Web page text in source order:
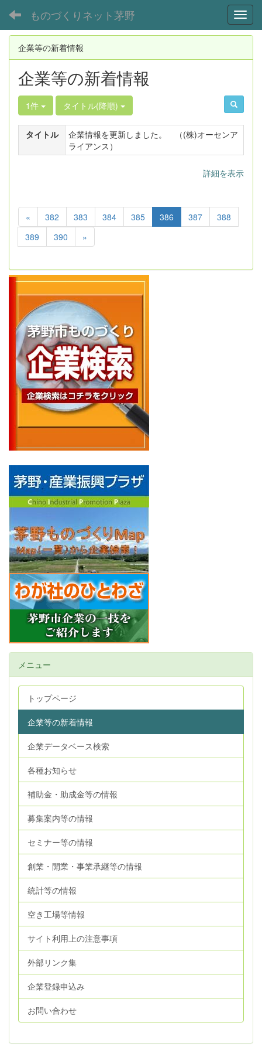
ものづくりネット茅野
企業等の新着情報
企業等の新着情報
1件 タイトル(降順)
タイトル
企業情報を更新しました。 （(株)オーセンア
ライアンス）
詳細を表示
« 382 383 384 385 386 387
388
389
390 »
メニュー
トップページ
企業等の新着情報
企業データベース検索
各種お知らせ
補助金・助成金等の情報
募集案内等の情報
セミナー等の情報
創業・開業・事業承継等の情報
統計等の情報
空き工場等情報
サイト利用上の注意事項
外部リンク集
企業登録申込み
お問い合わせ